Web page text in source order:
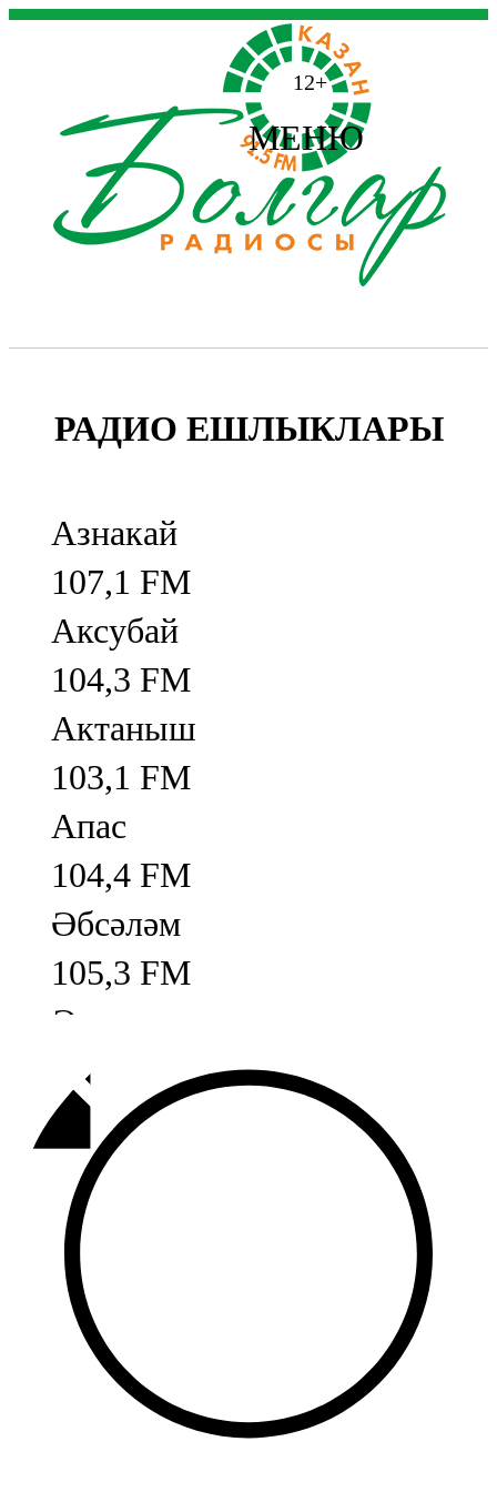
12+
МЕНЮ
РАДИО ЕШЛЫКЛАРЫ
Азнакай
107,1 FM
Аксубай
104,3 FM
Актаныш
103,1 FM
Апас
104,4 FM
Әбсәләм
105,3 FM
Әлмәт
92,9 FM
Базарлы матак
107,1 FM
Балык бистәсе
104,9 FM
Баулы
107,5 FM
Биләр